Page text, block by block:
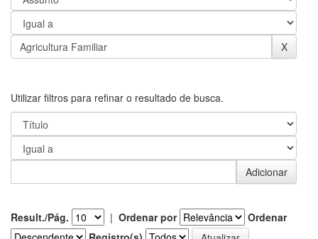
Utilizar filtros para refinar o resultado de busca.
Result./Pág. | Ordenar por
Ordenar